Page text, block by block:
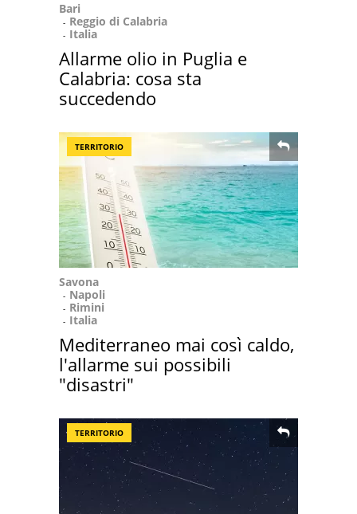
Bari
Reggio di Calabria
Italia
Allarme olio in Puglia e
Calabria: cosa sta
succedendo
TERRITORIO
Savona
Napoli
Rimini
Italia
Mediterraneo mai così caldo,
l'allarme sui possibili
"disastri"
TERRITORIO